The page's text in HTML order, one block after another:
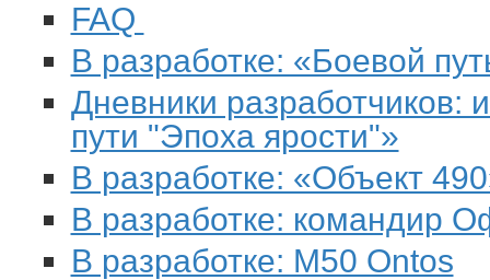
FAQ
В разработке: «Боевой
Дневники разработчиков:
пути "Эпоха ярости"»
В разработке: «Объект
В разработке: командир
В разработке: M50 Ontos